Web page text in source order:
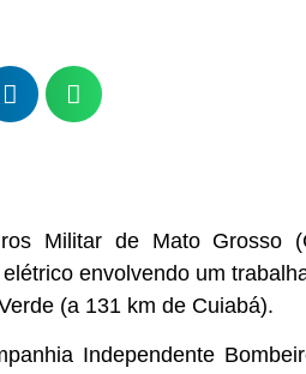
Militar de Mato Grosso
envolvendo um
(a 131 km de Cuiabá).
Independente